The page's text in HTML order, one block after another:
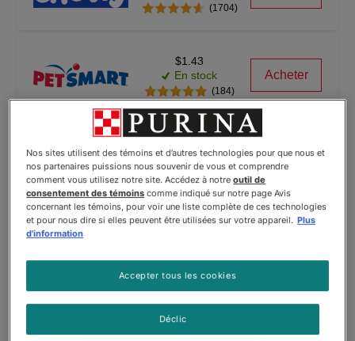
(1704)
$1.43
En stock
(184)
Acheter
En stock
(84)
Acheter
--
Nos sites utilisent des témoins et d’autres technologies pour que nous et
nos partenaires puissions nous souvenir de vous et comprendre
comment vous utilisez notre site. Accédez à notreoutil de
consentement des témoins comme indiqué sur notre page Avis
concernant les témoins, pour voir une liste complète de ces technologies
et pour nous dire si elles peuvent être utilisées sur votre appareil. Plus
d'information
Déclic
Accepter tous les cookies